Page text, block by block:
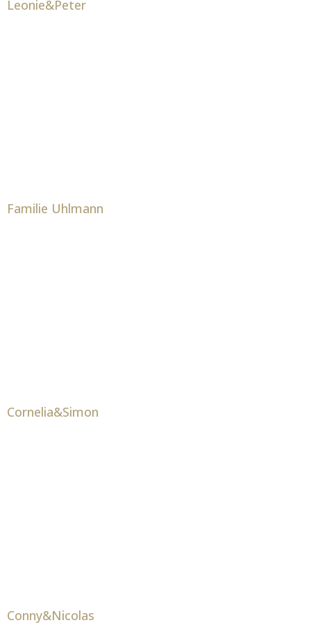
Leonie&Peter
Familie Uhlmann
Cornelia&Simon
Conny&Nicolas